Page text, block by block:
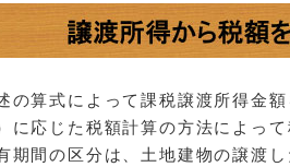
の算式によって課税譲渡所得金
に応じた税額計算の方法によって
期間の区分は、土地建物の譲渡